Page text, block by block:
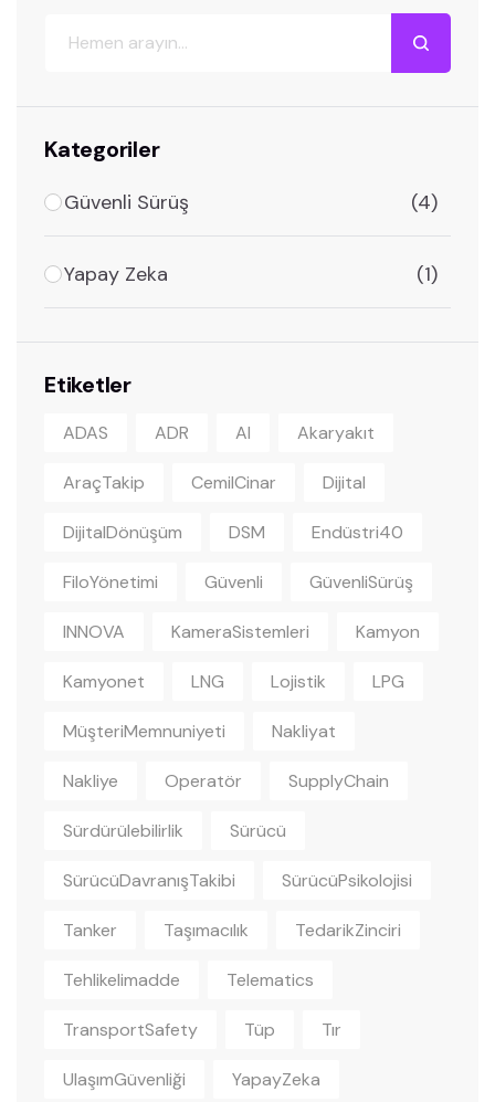
Kategoriler
Güvenli Sürüş (4)
Yapay Zeka (1)
Etiketler
ADAS ADR AI Akaryakıt
AraçTakip CemilCinar Dijital
DijitalDönüşüm DSM Endüstri40
FiloYönetimi Güvenli GüvenliSürüş
INNOVA KameraSistemleri Kamyon
Kamyonet LNG Lojistik LPG
MüşteriMemnuniyeti Nakliyat
Nakliye Operatör SupplyChain
Sürdürülebilirlik Sürücü
SürücüDavranışTakibi SürücüPsikolojisi
Tanker Taşımacılık TedarikZinciri
Tehlikelimadde Telematics
TransportSafety Tüp Tır
UlaşımGüvenliği YapayZeka